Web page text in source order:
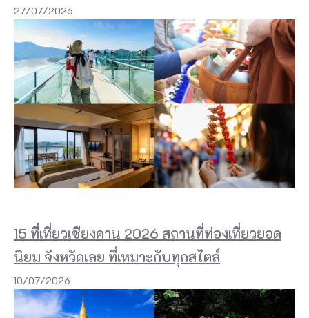
27/07/2026
15 ที่เที่ยวเชียงคาน 2026 สถานที่ท่องเที่ยวยอด
นิยม จังหวัดเลย ที่เหมาะกับทุกสไตล์
10/07/2026